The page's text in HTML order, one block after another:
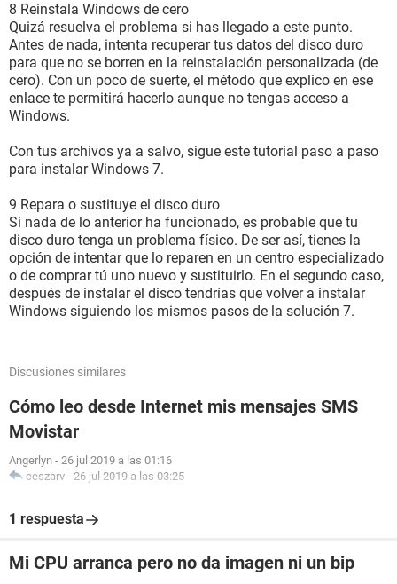
8 Reinstala Windows de cero
Quizá resuelva el problema si has llegado a este punto.
Antes de nada, intenta recuperar tus datos del disco duro
para que no se borren en la reinstalación personalizada (de
cero). Con un poco de suerte, el método que explico en ese
enlace te permitirá hacerlo aunque no tengas acceso a
Windows.
Con tus archivos ya a salvo, sigue este tutorial paso a paso
para instalar Windows 7.
9 Repara o sustituye el disco duro
Si nada de lo anterior ha funcionado, es probable que tu
disco duro tenga un problema físico. De ser así, tienes la
opción de intentar que lo reparen en un centro especializado
o de comprar tú uno nuevo y sustituirlo. En el segundo caso,
después de instalar el disco tendrías que volver a instalar
Windows siguiendo los mismos pasos de la solución 7.
Discusiones similares
Cómo leo desde Internet mis mensajes SMS
Movistar
Angerlyn - 26 jul 2019 a las 01:16
ceszarv - 26 jul 2019 a las 03:25
1 respuesta
Mi CPU arranca pero no da imagen ni un bip